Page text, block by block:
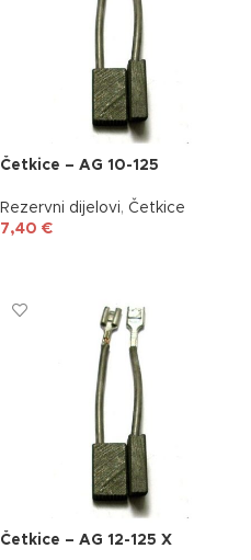
Četkice – AG 10-125
Rezervni dijelovi, Četkice
7,40 €
Četkice – AG 12-125 X